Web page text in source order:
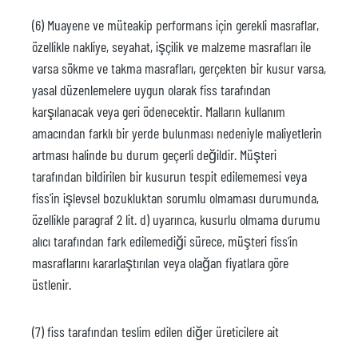
(6) Muayene ve müteakip performans için gerekli masraflar,
özellikle nakliye, seyahat, işçilik ve malzeme masrafları ile
varsa sökme ve takma masrafları, gerçekten bir kusur varsa,
yasal düzenlemelere uygun olarak fiss tarafından
karşılanacak veya geri ödenecektir. Malların kullanım
amacından farklı bir yerde bulunması nedeniyle maliyetlerin
artması halinde bu durum geçerli değildir. Müşteri
tarafından bildirilen bir kusurun tespit edilememesi veya
fiss'in işlevsel bozukluktan sorumlu olmaması durumunda,
özellikle paragraf 2 lit. d) uyarınca, kusurlu olmama durumu
alıcı tarafından fark edilemediği sürece, müşteri fiss'in
masraflarını kararlaştırılan veya olağan fiyatlara göre
üstlenir.
(7) fiss tarafından teslim edilen diğer üreticilere ait